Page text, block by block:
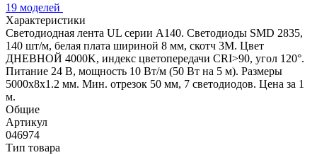
19 моделей
Характеристики
Светодиодная лента UL серии A140. Светодиоды SMD 2835,
140 шт/м, белая плата шириной 8 мм, скотч 3M. Цвет
ДНЕВНОЙ 4000K, индекс цветопередачи CRI>90, угол 120°.
Питание 24 В, мощность 10 Вт/м (50 Вт на 5 м). Размеры
5000x8x1.2 мм. Мин. отрезок 50 мм, 7 светодиодов. Цена за 1
м.
Общие
Артикул
046974
Тип товара